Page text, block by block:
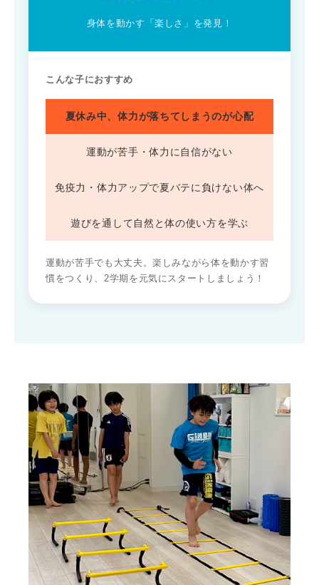
身体を動かす「楽しさ」を発見！
こんな子におすすめ
夏休み中、体力が落ちてしまうのが心配
運動が苦手・体力に自信がない
免疫力・体力アップで夏バテに負けない体へ
遊びを通して自然と体の使い方を学ぶ
運動が苦手でも大丈夫。楽しみながら体を動かす習
慣をつくり、2学期を元気にスタートしましょう！